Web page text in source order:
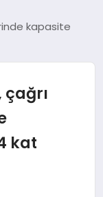
kapasite
çağrı
kat